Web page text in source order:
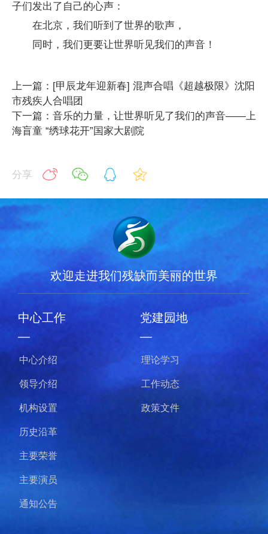
子们发出了自己的心声：
在北京，我们听到了世界的歌声，
同时，我们更要让世界听见我们的声音！
上一篇：[甲辰龙年迎新春] 混声合唱《超越极限》沈阳
市残疾人合唱团
下一篇：音乐的力量，让世界听见了我们的声音——上
海盲童 “绣球花开”国家大剧院
分享
欢迎走进我们残缺而美丽的世界
中心工作
—
中心介绍
领导介绍
机构设置
历史沿革
主要荣誉
主要演员
通知公告
党建园地
—
理论学习
工作动态
政策文件